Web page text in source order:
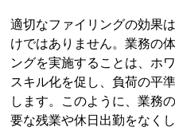
適切なファイリングの効果
けではありません。業務の
ングを実施することは、ホ
スキル化を促し、負荷の平
します。このように、業務
要な残業や休日出勤をなく